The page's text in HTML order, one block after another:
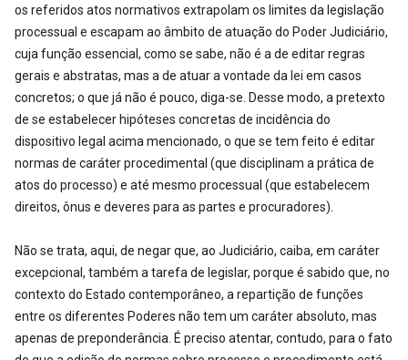
os referidos atos normativos extrapolam os limites da legislação
processual e escapam ao âmbito de atuação do Poder Judiciário,
cuja função essencial, como se sabe, não é a de editar regras
gerais e abstratas, mas a de atuar a vontade da lei em casos
concretos; o que já não é pouco, diga-se. Desse modo, a pretexto
de se estabelecer hipóteses concretas de incidência do
dispositivo legal acima mencionado, o que se tem feito é editar
normas de caráter procedimental (que disciplinam a prática de
atos do processo) e até mesmo processual (que estabelecem
direitos, ônus e deveres para as partes e procuradores).
Não se trata, aqui, de negar que, ao Judiciário, caiba, em caráter
excepcional, também a tarefa de legislar, porque é sabido que, no
contexto do Estado contemporâneo, a repartição de funções
entre os diferentes Poderes não tem um caráter absoluto, mas
apenas de preponderância. É preciso atentar, contudo, para o fato